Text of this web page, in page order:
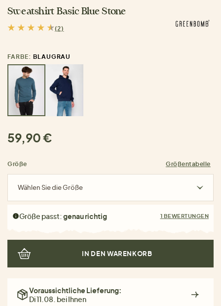
Sweatshirt Basic Blue Stone
(2)
FARBE: BLAUGRAU
59,90 €
Größe Größentabelle
Wählen Sie die Größe
Größe passt:genau richtig 1 BEWERTUNGEN
IN DEN WARENKORB
Voraussichtliche Lieferung:
Di 11.08. bei Ihnen